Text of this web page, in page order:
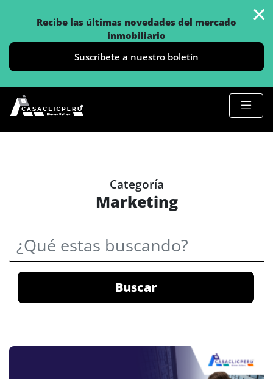
Recibe las últimas novedades del mercado
inmobiliario
Suscríbete a nuestro boletín
×
Categoría
Marketing
Buscar